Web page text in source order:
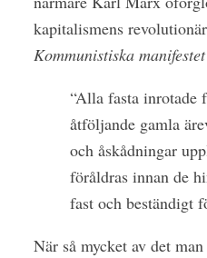
kapitalismens
Kommunistiska manifestet
“Alla fasta inrotade
åtföljande gamla
och åskådningar
föråldras innan de
fast och beständigt
När så mycket av det